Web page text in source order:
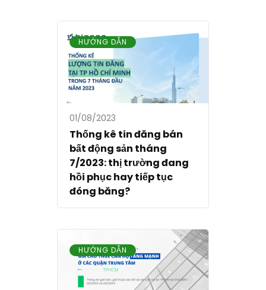
HƯỚNG DẪN
01/08/2023
Thống kê tin đăng bán
bất động sản tháng
7/2023: thị trường đang
hồi phục hay tiếp tục
đóng băng?
HƯỚNG DẪN